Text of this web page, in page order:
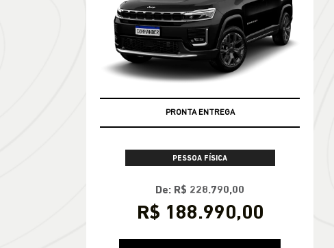
PRONTA ENTREGA
PESSOA FÍSICA
De: R$ 228.790,00
R$ 188.990,00